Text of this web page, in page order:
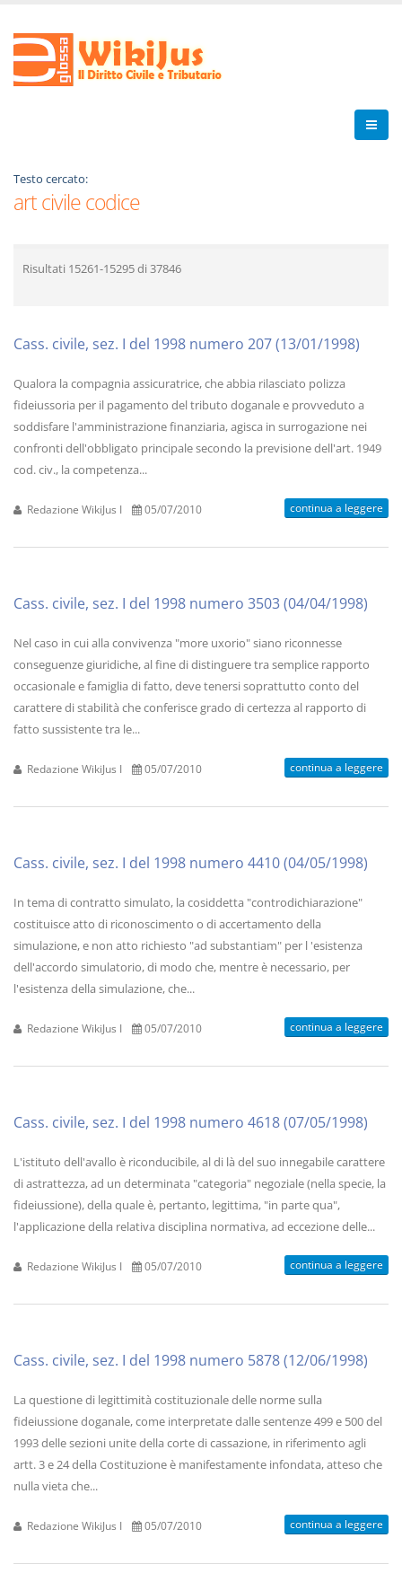
Testo cercato:
art civile codice
Risultati 15261-15295di 37846
Cass. civile, sez. I del 1998 numero 207 (13/01/1998)
Qualora la compagnia assicuratrice, che abbia rilasciato polizza
fideiussoria per il pagamento del tributo doganale e provveduto a
soddisfare l'amministrazione finanziaria, agisca in surrogazione nei
confronti dell'obbligato principale secondo la previsione dell'art. 1949
cod. civ., la competenza...
Redazione WikiJus I 05/07/2010 continua a leggere
Cass. civile, sez. I del 1998 numero 3503 (04/04/1998)
Nel caso in cui alla convivenza "more uxorio" siano riconnesse
conseguenze giuridiche, al fine di distinguere tra semplice rapporto
occasionale e famiglia di fatto, deve tenersi soprattutto conto del
carattere di stabilità che conferisce grado di certezza al rapporto di
fatto sussistente tra le...
Redazione WikiJus I 05/07/2010 continua a leggere
Cass. civile, sez. I del 1998 numero 4410 (04/05/1998)
In tema di contratto simulato, la cosiddetta "controdichiarazione"
costituisce atto di riconoscimento o di accertamento della
simulazione, e non atto richiesto "ad substantiam" per l 'esistenza
dell'accordo simulatorio, di modo che, mentre è necessario, per
l'esistenza della simulazione, che...
Redazione WikiJus I 05/07/2010 continua a leggere
Cass. civile, sez. I del 1998 numero 4618 (07/05/1998)
L'istituto dell'avallo è riconducibile, al di là del suo innegabile carattere
di astrattezza, ad un determinata "categoria" negoziale (nella specie, la
fideiussione), della quale è, pertanto, legittima, "in parte qua",
l'applicazione della relativa disciplina normativa, ad eccezione delle...
Redazione WikiJus I 05/07/2010 continua a leggere
Cass. civile, sez. I del 1998 numero 5878 (12/06/1998)
La questione di legittimità costituzionale delle norme sulla
fideiussione doganale, come interpretate dalle sentenze 499 e 500 del
1993 delle sezioni unite della corte di cassazione, in riferimento agli
artt. 3 e 24 della Costituzione è manifestamente infondata, atteso che
nulla vieta che...
Redazione WikiJus I 05/07/2010 continua a leggere